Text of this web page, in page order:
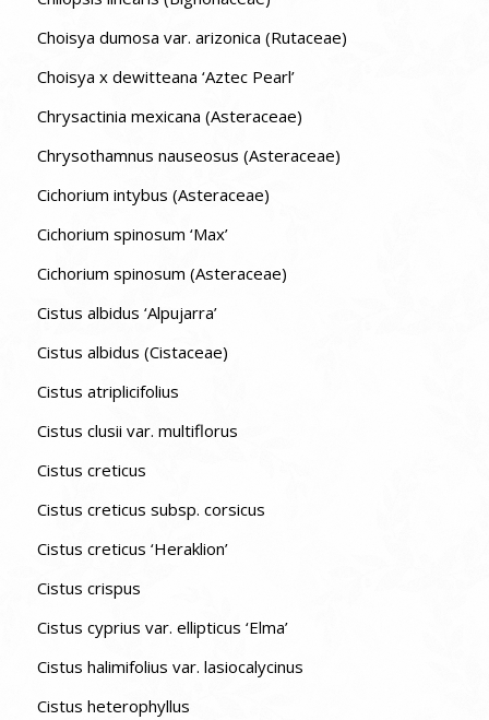
Choisya dumosa var. arizonica (Rutaceae)
Choisya x dewitteana ‘Aztec Pearl’
Chrysactinia mexicana (Asteraceae)
Chrysothamnus nauseosus (Asteraceae)
Cichorium intybus (Asteraceae)
Cichorium spinosum ‘Max’
Cichorium spinosum (Asteraceae)
Cistus albidus ‘Alpujarra’
Cistus albidus (Cistaceae)
Cistus atriplicifolius
Cistus clusii var. multiflorus
Cistus creticus
Cistus creticus subsp. corsicus
Cistus creticus ‘Heraklion’
Cistus crispus
Cistus cyprius var. ellipticus ‘Elma’
Cistus halimifolius var. lasiocalycinus
Cistus heterophyllus